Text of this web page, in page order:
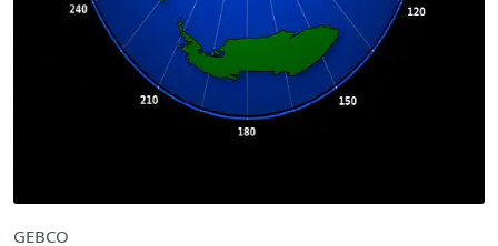
GEBCO